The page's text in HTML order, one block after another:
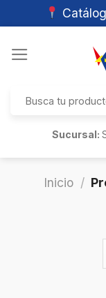
por:
Sucursal:
Inicio /